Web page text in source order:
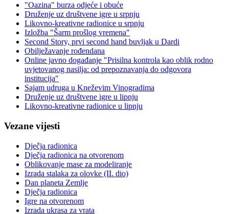
"Oazina" burza odjeće i obuće
Druženje uz društvene igre u srpnju
Likovno-kreativne radionice u srpnju
Izložba "Šarm prošlog vremena"
Second Story, prvi second hand buvljak u Dardi
Obilježavanje rođendana
Online javno događanje "Prisilna kontrola kao oblik rodno
uvjetovanog nasilja: od prepoznavanja do odgovora
institucija"
Sajam udruga u Kneževim Vinogradima
Druženje uz društvene igre u lipnju
Likovno-kreativne radionice u lipnju
Vezane vijesti
Dječja radionica
Dječja radionica na otvorenom
Oblikovanje mase za modeliranje
Izrada stalaka za olovke (II. dio)
Dan planeta Zemlje
Dječja radionica
Igre na otvorenom
Izrada ukrasa za vrata